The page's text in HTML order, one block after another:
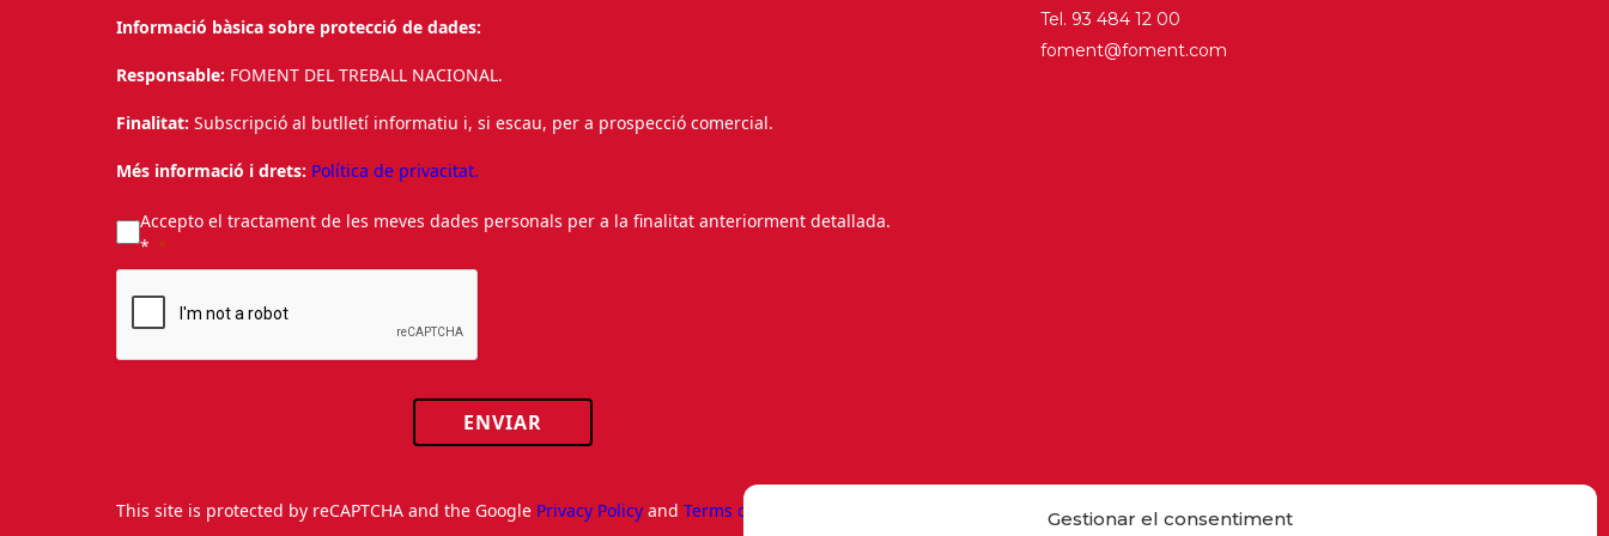
Gestionar el consentiment
Informació bàsica sobre protecció de dades:
Responsable: FOMENT DEL TREBALL NACIONAL.
Finalitat: Subscripció al butlletí informatiu i, si escau, per a prospecció comercial.
Més informació i drets: Política de privacitat.
Accepto el tractament de les meves dades personals per a la finalitat anteriorment detallada.
*
ENVIAR
This site is protected by reCAPTCHA and the Google Privacy Policy andTerms of Service
Tel. 93 484 12 00
foment@foment.com